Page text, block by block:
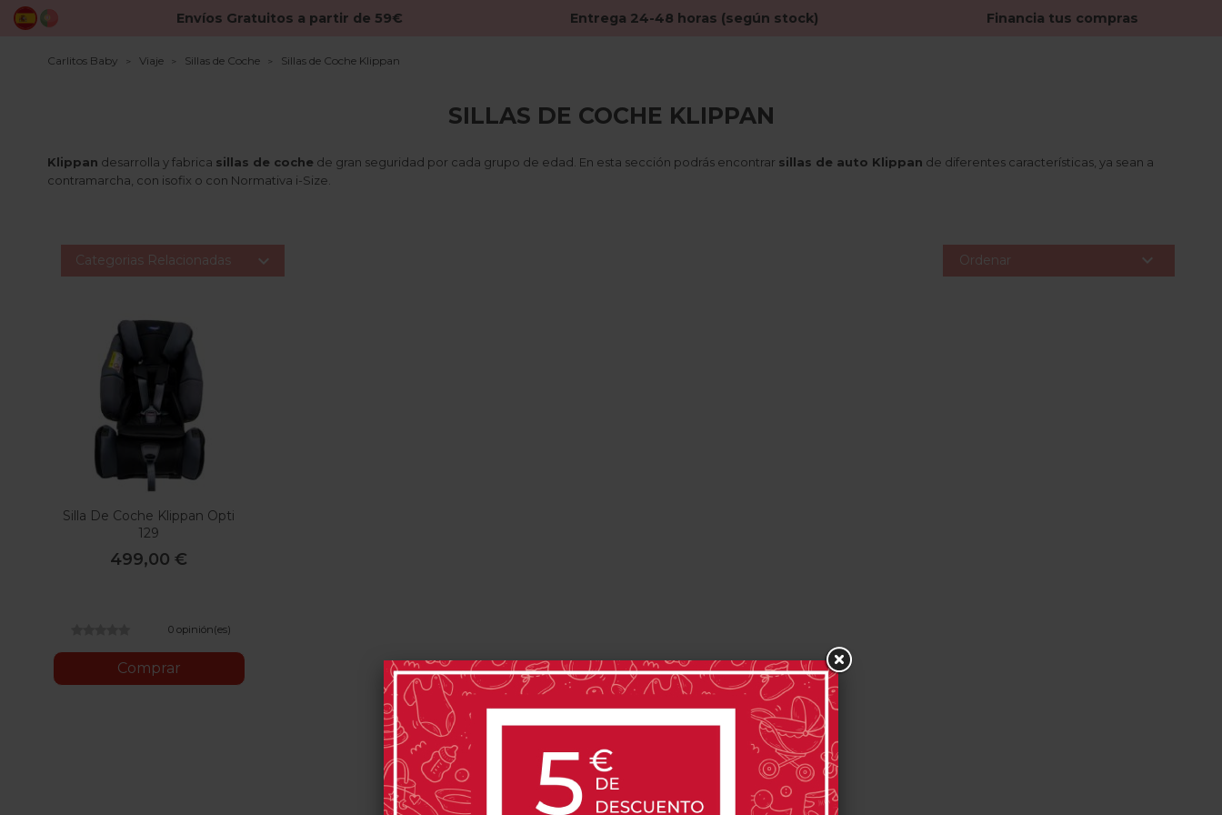
Envíos Gratuitos a partir de 59€ Entrega 24-48 horas (según stock) Financia tus compras
Carlitos Baby Viaje Sillas de Coche Sillas de Coche Klippan
SILLAS DE COCHE KLIPPAN
Klippan desarrolla y fabrica sillas de coche de gran seguridad por cada grupo de edad. En esta sección podrás encontrar sillas de auto Klippan de diferentes características, ya sean a
contramarcha, con isofix o con Normativa i-Size.
Categorias Relacionadas  Ordenar 
Silla De Coche Klippan Opti
129
499,00 €
0 opinión(es)
Comprar